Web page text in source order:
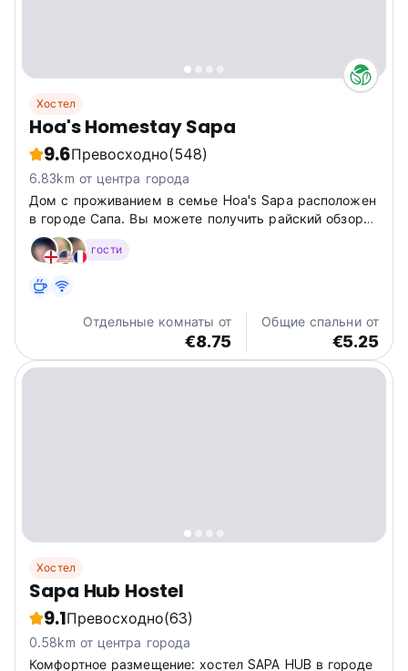
Хостел
Hoa's Homestay Sapa
9.6Превосходно(548)
6.83km от центра города
Дом с проживанием в семье Hoa's Sapa расположен
в городе Сапа. Вы можете получить райский обзор
долины Муонг Хоа и террасных полей.
гости
Отдельные комнаты от
€8.75
Общие спальни от
€5.25
Хостел
Sapa Hub Hostel
9.1Превосходно(63)
0.58km от центра города
Комфортное размещение: хостел SAPA HUB в городе